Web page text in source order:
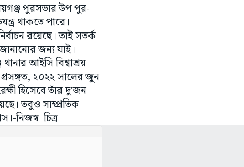
পুরসভার উপ পুর-
থাকতে পারে।
রয়েছে। তাই সতর্ক
জন্য যাই।
আইসি বিশ্বাশ্রয়
২০২২ সালের জুন
হিসেবে তাঁর দু’জন
তবুও সাম্প্রতিক
নিজস্ব চিত্র